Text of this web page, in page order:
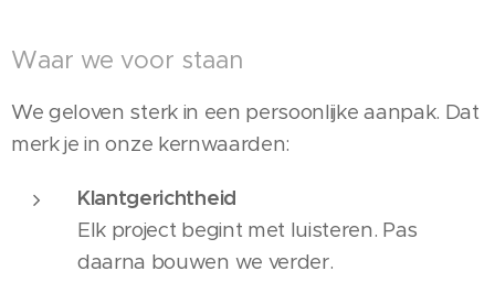
Waar we voor staan
We geloven sterk in een persoonlijke aanpak. Dat
merk je in onze kernwaarden:
Klantgerichtheid
Elk project begint met luisteren. Pas
daarna bouwen we verder.